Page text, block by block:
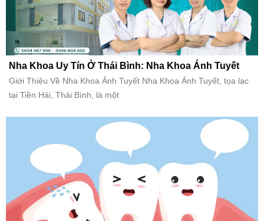
Nha Khoa Uy Tín Ở Thái Bình: Nha Khoa Ánh Tuyết
Giới Thiệu Về Nha Khoa Ánh Tuyết Nha Khoa Ánh Tuyết, tọa lạc
tại Tiền Hải, Thái Bình, là một